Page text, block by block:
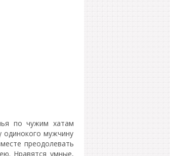
по чужим хатам
мужчину
преодолевать
Нравятся умные,